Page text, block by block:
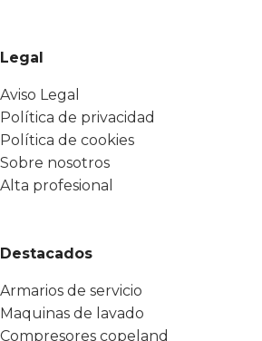
Legal
Aviso Legal
Política de privacidad
Política de cookies
Sobre nosotros
Alta profesional
Destacados
Armarios de servicio
Maquinas de lavado
Compresores copeland